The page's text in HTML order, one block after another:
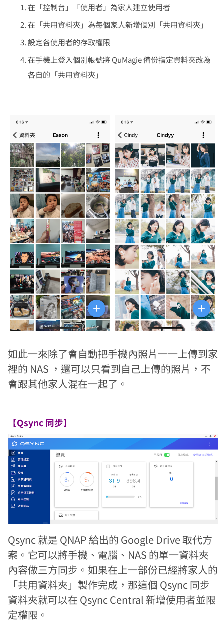
在「控制台」「使用者」為家人建立使用者
在「共用資料夾」為每個家人新增個別「共用資料夾」
設定各使用者的存取權限
在手機上登入個別帳號將 QuMagie 備份指定資料夾改為
各自的「共用資料夾」
如此一來除了會自動把手機內照片一一上傳到家
裡的 NAS ，還可以只看到自己上傳的照片，不
會跟其他家人混在一起了。
【Qsync 同步】
Qsync 就是 QNAP 給出的 Google Drive 取代方
案。它可以將手機、電腦、NAS 的單一資料夾
內容做三方同步。如果在上一部份已經將家人的
「共用資料夾」製作完成，那這個 Qsync 同步
資料夾就可以在 Qsync Central 新增使用者並限
定權限。